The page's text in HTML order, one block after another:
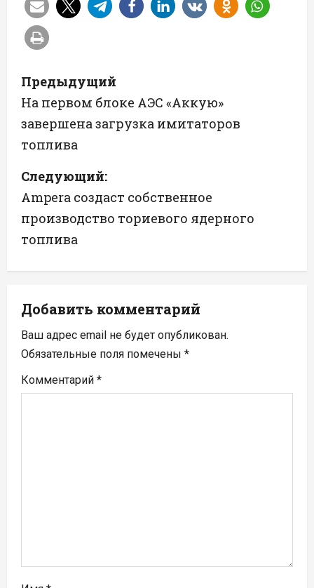
Н
а
в
г
а
ц
и
я
п
о
з
м
Предыдущий
На первом блоке АЭС «Аккую»
завершена загрузка имитаторов
топлива
Следующий:
Ampera создаст собственное
производство ториевого ядерного
топлива
Добавить комментарий
Ваш адрес email не будет опубликован.
Обязательные поля помечены *
Комментарий *